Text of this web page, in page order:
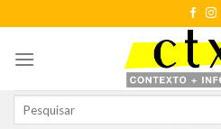
to
content